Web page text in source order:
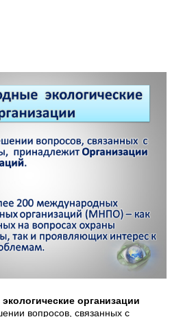
организации
вопросов, связанных с